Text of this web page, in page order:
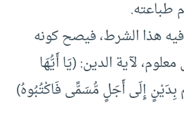
طباعته.
هذا الشرط، فيصح كونه
لآية الدين: (يَا أَيُّهَا
بِدَيْنٍ إِلَى أَجَلٍ مُّسَمًّى فَاكْتُبُوهُ)